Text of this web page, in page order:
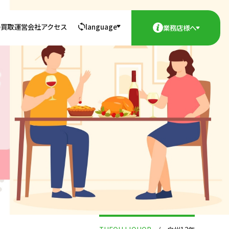
取運営会社アクセス language 業務店様へ